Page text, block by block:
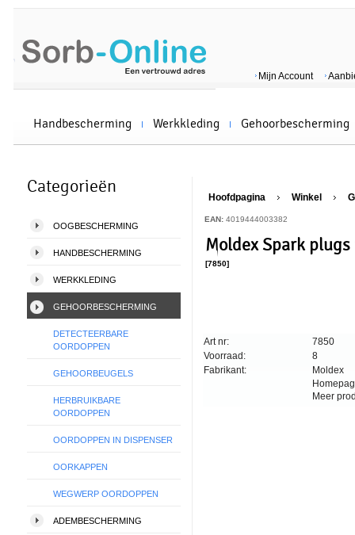
Mijn Account
Handbescherming Werkkleding Gehoorbescherming
Categorieën
OOGBESCHERMING
HANDBESCHERMING
WERKKLEDING
GEHOORBESCHERMING
DETECTEERBARE
OORDOPPEN
GEHOORBEUGELS
HERBRUIKBARE
OORDOPPEN
OORDOPPEN IN DISPENSER
OORKAPPEN
WEGWERP OORDOPPEN
ADEMBESCHERMING
Hoofdpagina Winkel
EAN: 4019444003382
Moldex Spark
[7850]
Art nr:
Voorraad:
Fabrikant:
7850
8
Moldex
Meer